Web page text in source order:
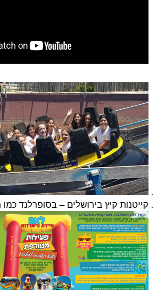
קייטנות קיץ בירושלים – בסופרלנד כמו